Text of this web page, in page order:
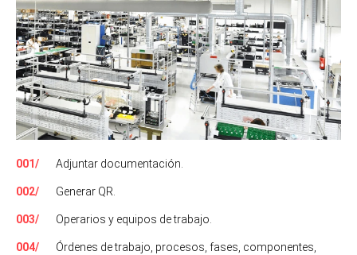
001/ Adjuntar documentación.
002/ Generar QR.
003/ Operarios y equipos de trabajo.
004/ Órdenes de trabajo, procesos, fases, componentes,